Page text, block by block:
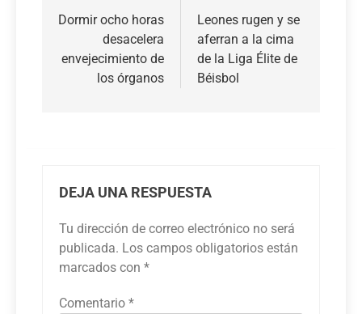
de
entradas
Dormir ocho horas
desacelera
envejecimiento de
los órganos
Leones rugen y se
aferran a la cima
de la Liga Élite de
Béisbol
DEJA UNA RESPUESTA
Tu dirección de correo electrónico no será
publicada. Los campos obligatorios están
marcados con *
Comentario *